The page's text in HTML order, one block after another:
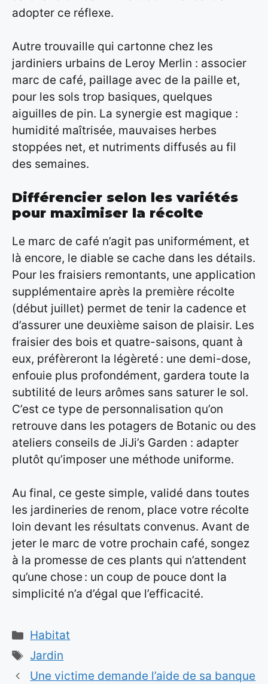
adopter ce réflexe.
Autre trouvaille qui cartonne chez les
jardiniers urbains de Leroy Merlin : associer
marc de café, paillage avec de la paille et,
pour les sols trop basiques, quelques
aiguilles de pin. La synergie est magique :
humidité maîtrisée, mauvaises herbes
stoppées net, et nutriments diffusés au fil
des semaines.
Différencier selon les variétés
pour maximiser la récolte
Le marc de café n’agit pas uniformément, et
là encore, le diable se cache dans les détails.
Pour les fraisiers remontants, une application
supplémentaire après la première récolte
(début juillet) permet de tenir la cadence et
d’assurer une deuxième saison de plaisir. Les
fraisier des bois et quatre-saisons, quant à
eux, préfèreront la légèreté : une demi-dose,
enfouie plus profondément, gardera toute la
subtilité de leurs arômes sans saturer le sol.
C’est ce type de personnalisation qu’on
retrouve dans les potagers de Botanic ou des
ateliers conseils de JiJi’s Garden : adapter
plutôt qu’imposer une méthode uniforme.
Au final, ce geste simple, validé dans toutes
les jardineries de renom, place votre récolte
loin devant les résultats convenus. Avant de
jeter le marc de votre prochain café, songez
à la promesse de ces plants qui n’attendent
qu’une chose : un coup de pouce dont la
simplicité n’a d’égal que l’efficacité.
Catégories
Habitat
Étiquettes
Jardin
Une victime demande l’aide de sa banque